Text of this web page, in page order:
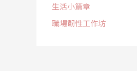
生活小篇章
職場韌性工作坊